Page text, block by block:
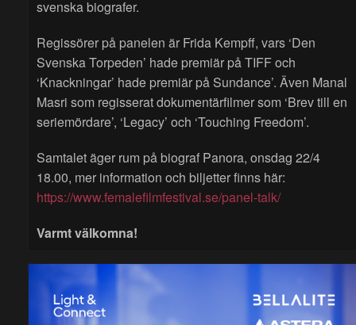
svenska biografer.
Regissörer på panelen är Frida Kempff, vars ‘Den
Svenska Torpeden’ hade premiär på TIFF och
‘Knackningar’ hade premiär på Sundance’. Även Manal
Masri som regisserat dokumentärfilmer som ‘Brev till en
seriemördare’, ‘Legacy’ och ‘Touching Freedom’.
Samtalet äger rum på biograf Panora, onsdag 22/4
18.00, mer information och biljetter finns här:
https://www.femalefilmfestival.se/panel-talk/
Varmt välkomna!